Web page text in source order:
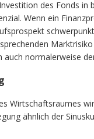
des Fonds
Wenn ein
normalerweise
Wirtschaftsraumes
ähnlich der